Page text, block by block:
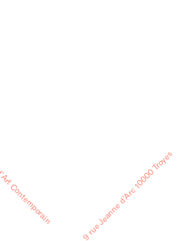
9 rue Jeanne d’Arc 10000 Troyes